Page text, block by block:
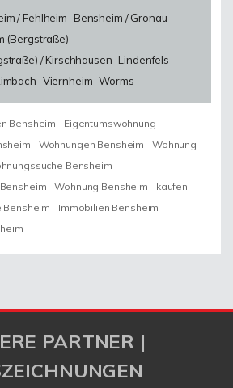
/ Fehlheim
Bensheim / Gronau
(Bergstraße)
/ Kirschhausen Lindenfels
Viernheim Worms
Bensheim
Eigentumswohnung
Wohnungen Bensheim
Wohnung
Bensheim
Wohnung Bensheim
kaufen
Bensheim
Immobilien Bensheim
PARTNER |